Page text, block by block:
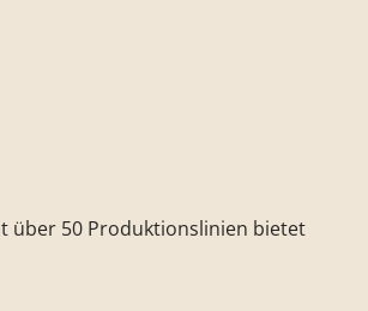
über 50 Produktionslinien bietet